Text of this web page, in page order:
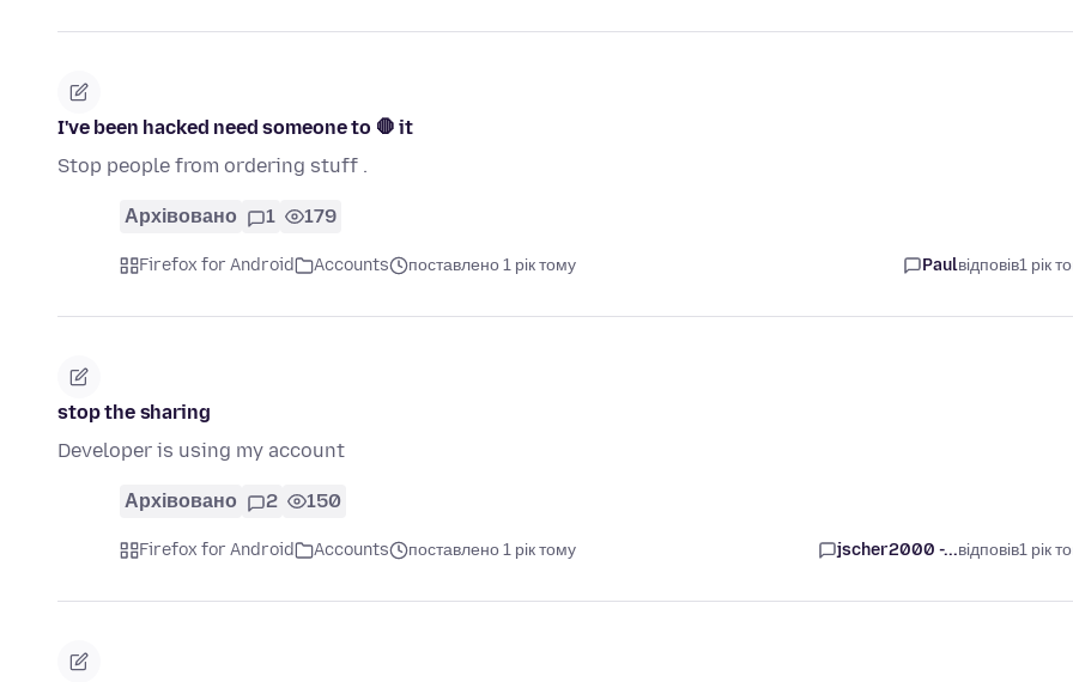
I've been hacked need someone to 🛑 it
Stop people from ordering stuff .
Архівовано 1 179
Firefox for Android Accounts поставлено 1 рік тому Paulвідповів1 рік
stop the sharing
Developer is using my account
Архівовано 2 150
Firefox for Android Accounts поставлено 1 рік тому jscher2000 -...відповів1 рік